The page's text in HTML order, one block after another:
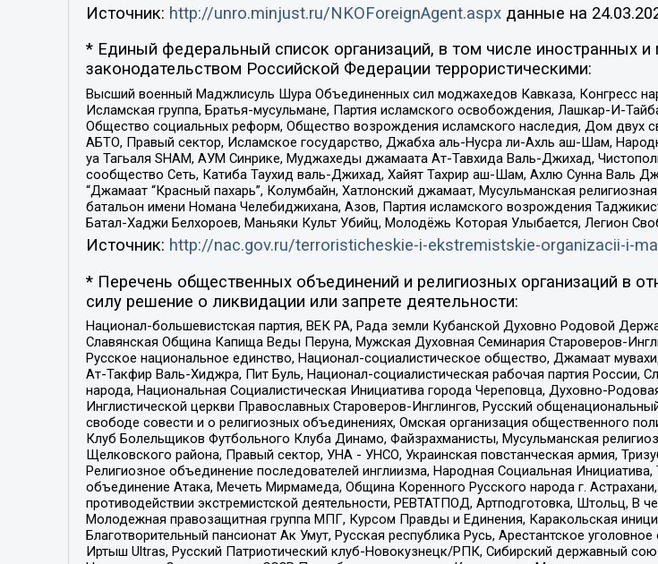
Источник: http://unro.minjust.ru/NKOForeignAgent.aspxданные на
* Единый федеральный список организаций, в том числе иностранных
законодательством Российской Федерации террористическими:
Высший военный Маджлисуль Шура Объединенных сил моджахедов Кавказа, Конгресс
Исламская группа, Братья-мусульмане, Партия исламского освобождения, Лашкар-И-
Общество социальных реформ, Общество возрождения исламского наследия, Дом
АБТО, Правый сектор, Исламское государство, Джабха аль-Нусра ли-Ахль аш-Шам,
уа Тагьаля SHAM, АУМ Синрике, Муджахеды джамаата Ат-Тавхида Валь-Джихад,
сообщество Сеть, Катиба Таухид валь-Джихад, Хайят Тахрир аш-Шам, Ахлю Сунна Валь
“Джамаат “Красный пахарь”, Колумбайн, Хатлонский джамаат, Мусульманская
батальон имени Номана Челебиджихана, Азов, Партия исламского возрождения
Батал-Хаджи Белхороев, Маньяки Культ Убийц, Молодёжь Которая Улыбается, Легион
Источник: http://nac.gov.ru/terroristicheskie-i-ekstremistskie-organizacii-i-
* Перечень общественных объединений и религиозных организаций в
силу решение о ликвидации или запрете деятельности:
Национал-большевистская партия, ВЕК РА, Рада земли Кубанской Духовно Родовой
Славянская Община Капища Веды Перуна, Мужская Духовная Семинария Староверов-
Русское национальное единство, Национал-социалистическое общество, Джамаат
Ат-Такфир Валь-Хиджра, Пит Буль, Национал-социалистическая рабочая партия
народа, Национальная Социалистическая Инициатива города Череповца, Духовно-
Инглистической церкви Православных Староверов-Инглингов, Русский
свободе совести и о религиозных объединениях, Омская организация общественного
Клуб Болельщиков Футбольного Клуба Динамо, Файзрахманисты, Мусульманская
Щелковского района, Правый сектор, УНА - УНСО, Украинская повстанческая армия,
Религиозное объединение последователей инглиизма, Народная Социальная
объединение Атака, Мечеть Мирмамеда, Община Коренного Русского народа г.
противодействии экстремистской деятельности, РЕВТАТПОД, Артподготовка, Штольц, В
Молодежная правозащитная группа МПГ, Курсом Правды и Единения, Каракольская
Благотворительный пансионат Ак Умут, Русская республика Русь, Арестантское
Иртыш Ultras, Русский Патриотический клуб-Новокузнецк/РПК, Сибирский державный